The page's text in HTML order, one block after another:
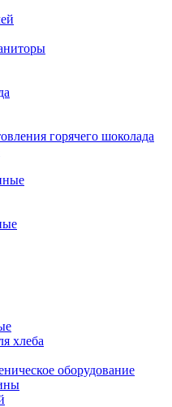
горячего шоколада
хлеба
оборудование